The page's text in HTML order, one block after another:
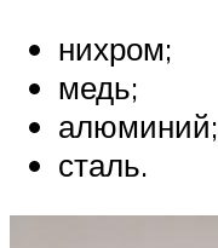
нихром;
медь;
алюминий;
сталь.